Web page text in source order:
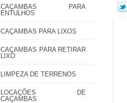
CAÇAMBAS PARA
ENTULHOS
CAÇAMBAS PARA LIXOS
CAÇAMBAS PARA RETIRAR
LIXO
LIMPEZA DE TERRENOS
LOCAÇÕES DE
CAÇAMBAS